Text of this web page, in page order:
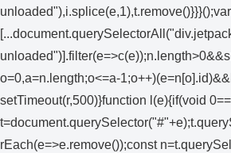
o=0,a=n.length;o<=a-
setTimeout(r,500)}function l(e){if(void
rEach(e=>e.remove());const